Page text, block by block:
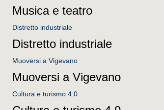
Musica e teatro
Distretto industriale
Distretto industriale
Muoversi a Vigevano
Muoversi a Vigevano
Cultura e turismo 4.0